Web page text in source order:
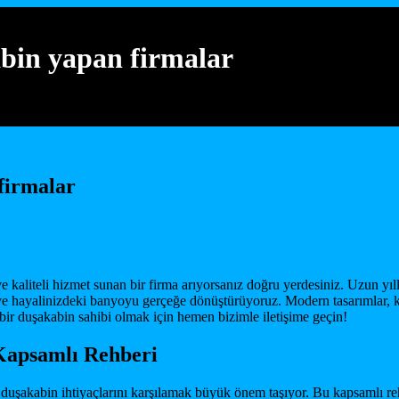
yapan firmalar
hizmet sunan bir firma arıyorsanız doğru yerdesiniz. Uzun
hayalinizdeki banyoyu gerçeğe dönüştürüyoruz. Modern
duşakabin sahibi olmak için hemen bizimle iletişime geçin!
Rehberi
ihtiyaçlarını karşılamak büyük önem taşıyor. Bu kapsamlı